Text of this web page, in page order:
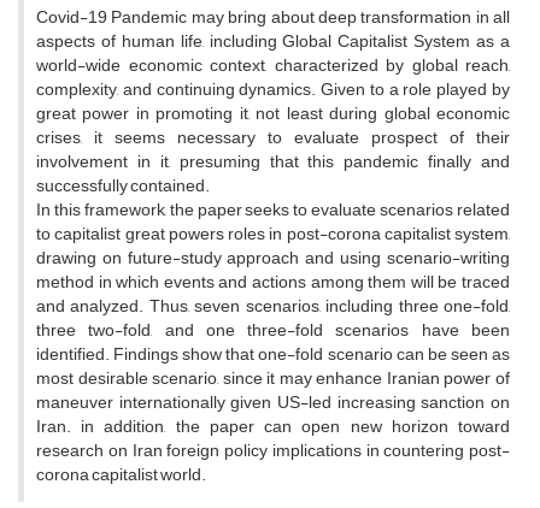
Covid-19 Pandemic may bring about deep transformation in all
aspects of human life, including Global Capitalist System as a
world-wide economic context, characterized by global reach,
complexity, and continuing dynamics. Given to a role played by
great power in promoting it, not least during global economic
crises, it seems necessary to evaluate prospect of their
involvement in it, presuming that this pandemic finally and
successfully contained.
In this framework, the paper seeks to evaluate scenarios related
to capitalist great powers roles in post-corona capitalist system,
drawing on future-study approach and using scenario-writing
method in which events and actions among them will be traced
and analyzed. Thus, seven scenarios, including three one-fold,
three two-fold, and one three-fold scenarios have been
identified. Findings show that one-fold scenario can be seen as
most desirable scenario, since it may enhance Iranian power of
maneuver internationally given US-led increasing sanction on
Iran. in addition, the paper can open new horizon toward
research on Iran foreign policy implications in countering post-
corona capitalist world.